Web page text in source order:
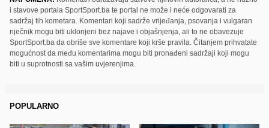
i stavove portala SportSport.ba te portal ne može i neće odgovarati za
sadržaj tih kometara. Komentari koji sadrže vrijeđanja, psovanja i vulgaran
riječnik mogu biti uklonjeni bez najave i objašnjenja, ali to ne obavezuje
SportSport.ba da obriše sve komentare koji krše pravila. Čitanjem prihvatate
mogućnost da među komentarima mogu biti pronađeni sadržaji koji mogu
biti u suprotnosti sa vašim uvjerenjima.
POPULARNO